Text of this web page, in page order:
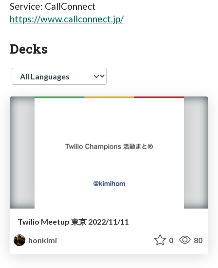
Service: CallConnect
https://www.callconnect.jp/
Decks
Language
Twilio Meetup 東京 2022/11/11
honkimi
0 80